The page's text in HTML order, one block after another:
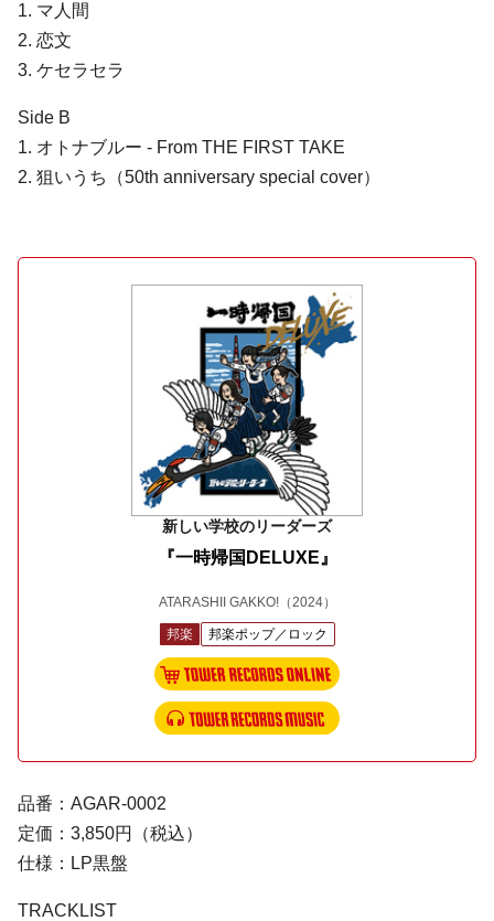
1. マ人間
2. 恋文
3. ケセラセラ
Side B
1. オトナブルー - From THE FIRST TAKE
2. 狙いうち（50th anniversary special cover）
新しい学校のリーダーズ
『一時帰国DELUXE』
ATARASHII GAKKO!（2024）
邦楽 邦楽ポップ／ロック
品番：AGAR-0002
定価：3,850円（税込）
仕様：LP黒盤
TRACKLIST